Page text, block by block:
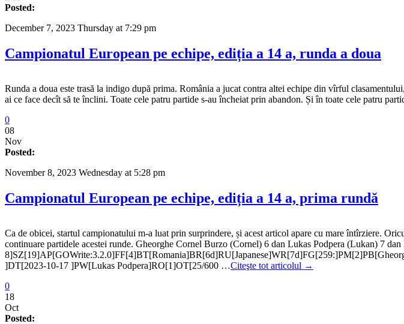
Posted:
December 7, 2023 Thursday at 7:29 pm
Campionatul European pe echipe, ediția a 14 a, runda a doua
Runda a doua este trasă la indigo după prima. România a jucat contra altei echipe din vîrful
ai ce face decît să te înclini. Toate cele patru partide s-au încheiat prin abandon. Și în toate cele patru
0
08
Nov
Posted:
November 8, 2023 Wednesday at 5:28 pm
Campionatul European pe echipe, ediția a 14 a, prima rundă
Ca de obicei, startul campionatului m-a luat prin surprindere, și acest articol apare cu mare întîrziere.
continuare partidele acestei runde. Gheorghe Cornel Burzo (Cornel) 6 dan Lukas Podpera (Lukan) 7
]DT[2023-10-17 ]PW[Lukas Podpera]RO[1]OT[25/600 …Citeşte tot articolul →
0
18
Oct
Posted: